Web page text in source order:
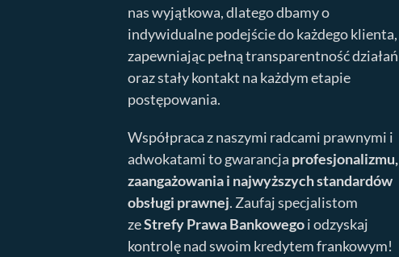
nas wyjątkowa, dlatego dbamy o
indywidualne podejście do każdego klienta,
zapewniając pełną transparentność działań
oraz stały kontakt na każdym etapie
postępowania.
Współpraca z naszymi radcami prawnymi i
adwokatami to gwarancja profesjonalizmu,
zaangażowania i najwyższych standardów
obsługi prawnej. Zaufaj specjalistom
zeStrefy Prawa Bankowegoi odzyskaj
kontrolę nad swoim kredytem frankowym!